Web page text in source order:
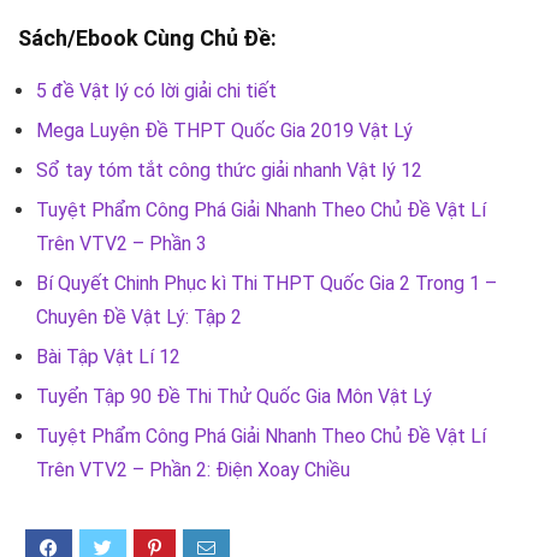
Sách/Ebook Cùng Chủ Đề:
5 đề Vật lý có lời giải chi tiết
Mega Luyện Đề THPT Quốc Gia 2019 Vật Lý
Sổ tay tóm tắt công thức giải nhanh Vật lý 12
Tuyệt Phẩm Công Phá Giải Nhanh Theo Chủ Đề Vật Lí
Trên VTV2 – Phần 3
Bí Quyết Chinh Phục kì Thi THPT Quốc Gia 2 Trong 1 –
Chuyên Đề Vật Lý: Tập 2
Bài Tập Vật Lí 12
Tuyển Tập 90 Đề Thi Thử Quốc Gia Môn Vật Lý
Tuyệt Phẩm Công Phá Giải Nhanh Theo Chủ Đề Vật Lí
Trên VTV2 – Phần 2: Điện Xoay Chiều